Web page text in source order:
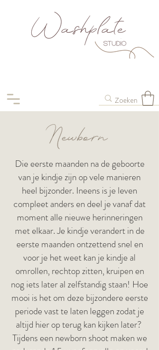
Die eerste maanden na de geboorte
van je kindje zijn op vele manieren
heel bijzonder. Ineens is je leven
compleet anders en deel je vanaf dat
moment alle nieuwe herinneringen
met elkaar. Je kindje verandert in de
eerste maanden ontzettend snel en
voor je het weet kan je kindje al
omrollen, rechtop zitten, kruipen en
nog iets later al zelfstandig staan! Hoe
mooi is het om deze bijzondere eerste
periode vast te laten leggen zodat je
altijd hier op terug kan kijken later?
Tijdens een newborn shoot maken we